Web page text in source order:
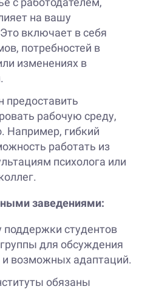
на вашу
включает в себя
потребностей в
изменениях в
предоставить
рабочую среду,
Например, гибкий
работать из
психолога или
заведениями:
поддержки студентов
для обсуждения
и возможных адаптаций.
обязаны